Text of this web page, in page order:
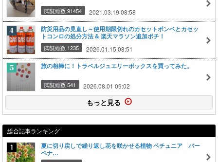
閲覧総数 91454 2021.03.19 08:58
防災用品の見直し～使用期限切れのカセットボンベとカセッ
トコンロの処分方法 & 楽天マラソン追加ポチ！
閲覧総数 1235 2026.01.15 08:51
旅の相棒に！トラベルジュエリーボックスを買ってみた。
閲覧総数 541 2026.08.01 09:02
もっと見る
総合記事ランキング
夏に切り戻しで繰り返し花を咲かせる植物 ペチュニア バー
ベナ…